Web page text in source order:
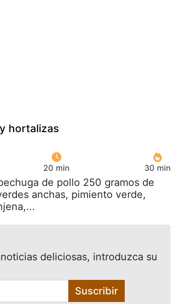
hortalizas
20 min 30 min
de pollo 250 gramos de
anchas, pimiento verde,
deliciosas, introduzca su
Suscribir